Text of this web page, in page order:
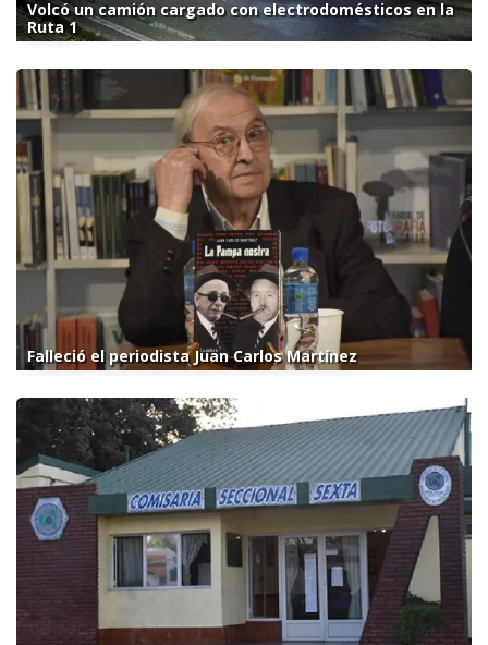
Volcó un camión cargado con electrodomésticos en la
Ruta 1
Falleció el periodista Juan Carlos Martínez